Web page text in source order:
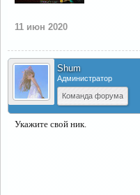
11 июн 2020
Shum
Администратор
Команда форума
Укажите свой ник.